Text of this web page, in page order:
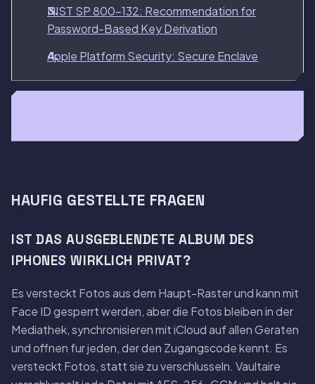
NIST SP 800-132: Recommendation for
Password-Based Key Derivation
Apple Platform Security: Secure Enclave
HAUFIG GESTELLTE FRAGEN
IST DAS AUSGEBLENDETE ALBUM DES
IPHONES WIRKLICH PRIVAT?
Es versteckt Fotos aus dem Haupt-Raster und kann mit
Face ID gesperrt werden, aber die Fotos bleiben in der
Mediathek, synchronisieren mit iCloud auf allen Geraten
und offnen fur jeden, der den Zugangscode kennt. Es
versteckt Fotos, statt sie zu verschlusseln. Vaultaire